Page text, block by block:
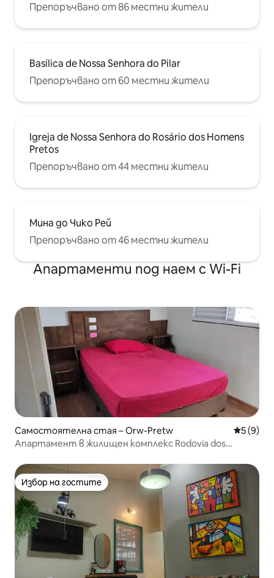
Препоръчвано от 86 местни жители
Basílica de Nossa Senhora do Pilar
Препоръчвано от 60 местни жители
Igreja de Nossa Senhora do Rosário dos Homens
Pretos
Препоръчвано от 44 местни жители
Мина до Чико Рей
Препоръчвано от 46 местни жители
Апартаменти под наем с Wi-Fi
Самостоятелна стая – Orw-Pretw Средна
5 (9)
Апартамент в жилищен комплекс Rodovia dos
Избор на гостите
Избор на гостите